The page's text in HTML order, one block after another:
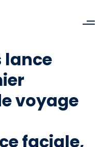
lance
voyage
faciale,